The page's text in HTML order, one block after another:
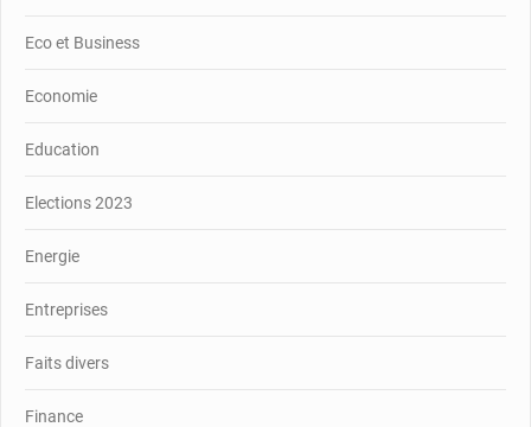
Eco et Business
Economie
Education
Elections 2023
Energie
Entreprises
Faits divers
Finance